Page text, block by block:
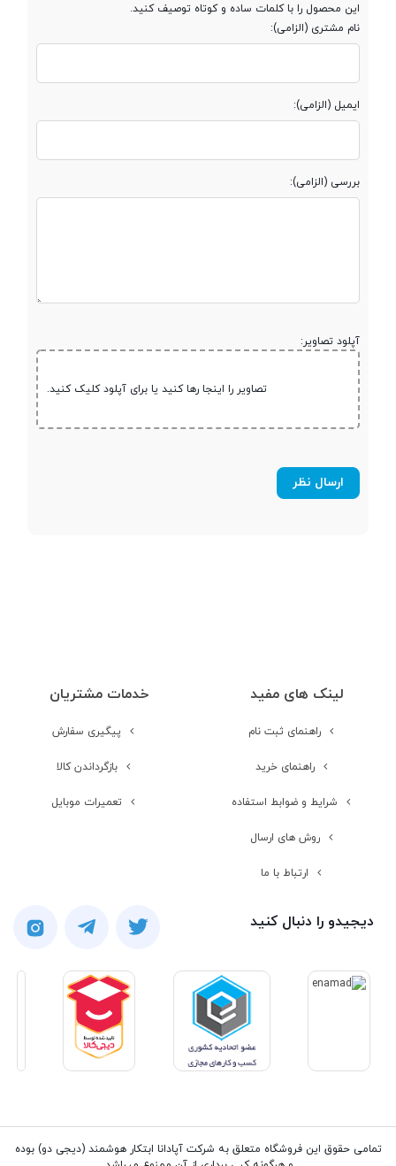
مشخصات رم
قابلیت ارتقاء رم
حافظه داخلی H.D.D
حافظه داخلی S.S.D
مشخصات صفحه نمایش
صفحه نمایش مات
لمسی
مشخصات کارت گرافیک
Geforce MX130
حافظه اختصاصی
2 گیگابایت
اتصالات و امکانات
این محصول را با کلمات ساده و کوتاه توصیف کنید.
نام مشتری (الزامی):
ایمیل (الزامی):
بررسی (الزامی):
آپلود تصاویر:
تصاویر را اینجا رها کنید یا برای آپلود کلیک کنید.
لینک های مفید
راهنمای ثبت نام
راهنمای خرید
شرایط و ضوابط استفاده
روش های ارسال
ارتباط با ما
خدمات مشتریان
پیگیری سفارش
بازگرداندن کالا
تعمیرات موبایل
دیجیدو را دنبال کنید
تمامی حقوق این فروشگاه متعلق به شرکت آپادانا ابتکار هوشمند (دیجی دو) بوده